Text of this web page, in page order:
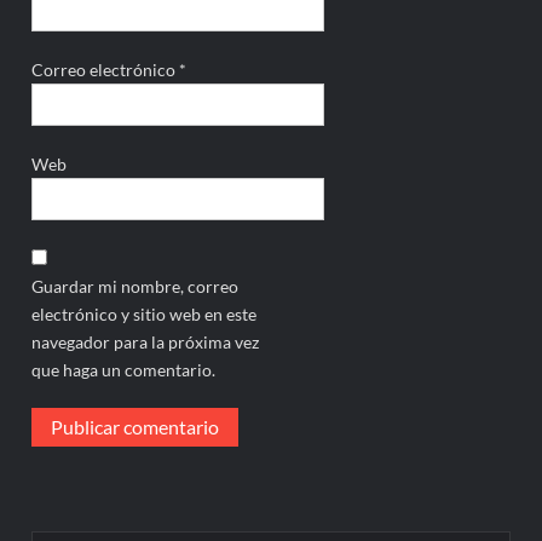
Correo electrónico *
Web
Guardar mi nombre, correo
electrónico y sitio web en este
navegador para la próxima vez
que haga un comentario.